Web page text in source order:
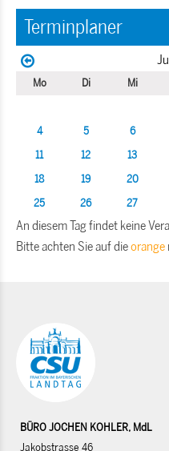
Terminplaner
Mo Di Mi
4
5 6
11
12 13
18
19 20
25
26 27
An diesem Tag findet keine
Bitte achten Sie auf dieorange
BÜRO JOCHEN KOHLER, MdL
Jakobstrasse 46